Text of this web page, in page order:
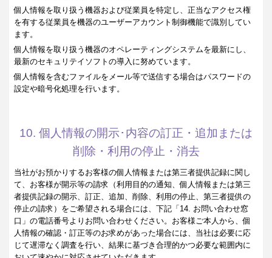
個人情報を取り扱う機器および従業員を特定し、正当なアクセス権
を有する従業員を機器のユーザーアカウント制御機能で識別してい
ます。
個人情報を取り扱う機器のオペレーティングシステムを最新にし、
最新のセキュリテイソフトの導入に努めています。
個人情報を含むファイルをメール等で送信する場合はパスワードの
設定や暗号化処理を行います。
10. 個人情報の開示･内容の訂正・追加または
削除・利用の停止・消去
当社がお預かりするお客様の個人情報または第三者提供記録に関し
て、お客様が開示等の請求（利用目的の通知、個人情報または第三
者提供記録の開示、訂正、追加、削除、利用の停止、第三者提供の
停止の請求）をご希望される場合には、下記「14. お問い合わせ窓
口」の電話番号よりお問い合わせください。お客様ご本人から、個
人情報の確認・訂正等のお求めがあった場合には、当社は必要に応
じて遅滞なく調査を行い、結果に基づき合理的かつ必要な範囲内に